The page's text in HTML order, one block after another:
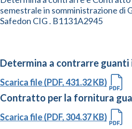
semestrale in somministrazione di
Safedon CIG . B1131A2945
Determina a contrarre
Scarica file (PDF, 431.32 KB)
Contratto per la fornitura
Scarica file (PDF, 304.37 KB)